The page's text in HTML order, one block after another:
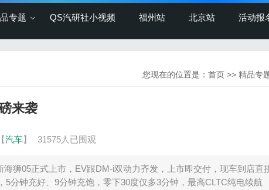
专题 QS汽研社小视频 福州站 北京站 活动报
您现在的位置是： 首页 >> 精品专
来袭
【汽车】 31575人已围观
狮05正式上市，EV跟DM-i双动力齐发，上市即交付，现车到店直
分钟充好、9分钟充饱，零下30度仅多3分钟，最高CLTC纯电续航